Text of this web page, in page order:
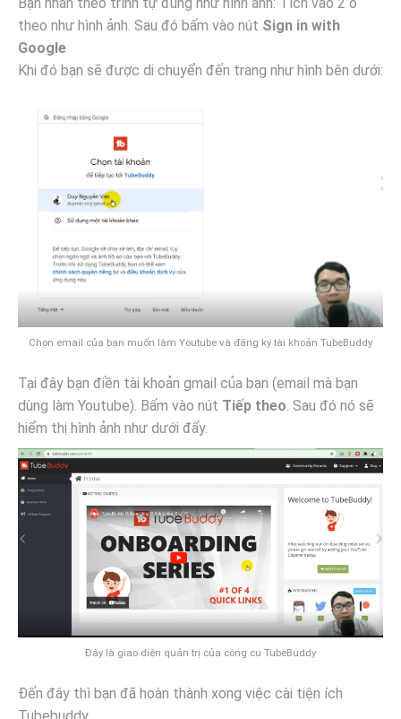
theo như hình ảnh. Sau đó bấm vào nút Sign in with
Google
Khi đó bạn sẽ được di chuyển đến trang như hình bên dưới:
Chọn email của bạn muốn làm Youtube và đăng ký tài khoản TubeBuddy
Tại đây bạn điền tài khoản gmail của bạn (email mà bạn
dùng làm Youtube). Bấm vào nút Tiếp theo. Sau đó nó sẽ
hiểm thị hình ảnh như dưới đấy.
Đây là giao diện quản trị của công cụ TubeBuddy
Đến đây thì bạn đã hoàn thành xong việc cài tiện ích